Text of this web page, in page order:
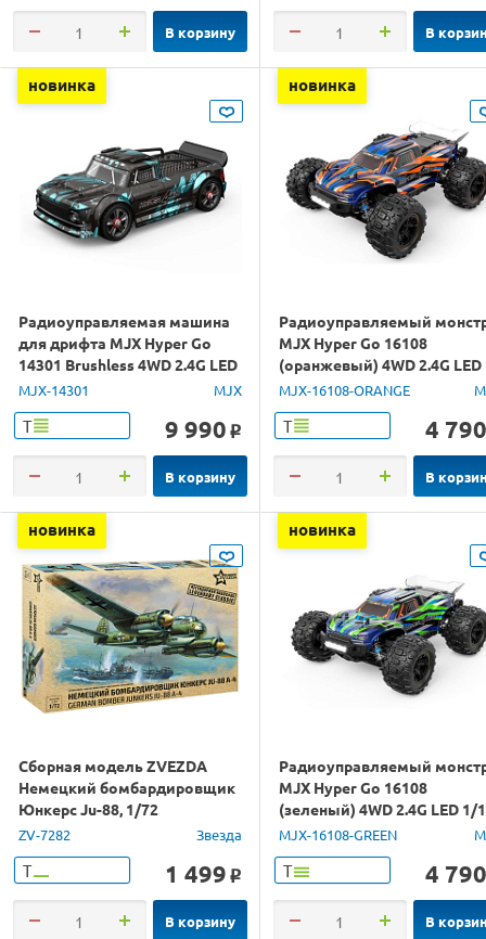
В корзину В
новинка
Радиоуправляемая машина
для дрифта MJX Hyper Go
14301 Brushless 4WD 2.4G LED
1/14 RTR
MJX-14301 MJX
Т 9 990 o
В корзину
новинка
Радиоуправляемый
MJX Hyper Go 16108
(оранжевый) 4WD 2.4G LED
1/16 RTR
MJX-16108-ORANGE
Т 4 790
В
новинка
Сборная модель ZVEZDA
Немецкий бомбардировщик
Юнкерс Ju-88, 1/72
ZV-7282 Звезда
Т 1 499 o
В корзину
новинка
Радиоуправляемый
MJX Hyper Go 16108
(зеленый) 4WD 2.4G LED 1/
RTR
MJX-16108-GREEN
Т 4 790
В